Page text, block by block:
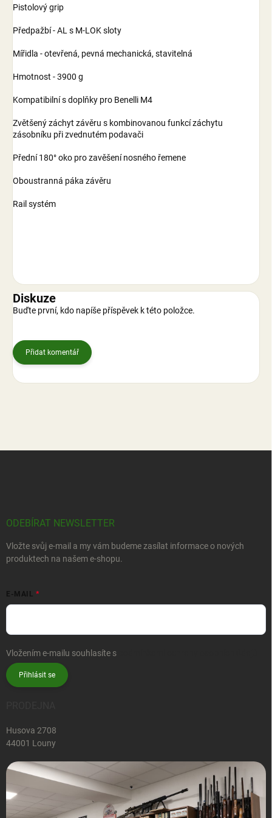
Pistolový grip
Předpažbí - AL s M-LOK sloty
Mířidla - otevřená, pevná mechanická, stavitelná
Hmotnost - 3900 g
Kompatibilní s doplňky pro Benelli M4
Zvětšený záchyt závěru s kombinovanou funkcí záchytu
zásobníku při zvednutém podavači
Přední 180° oko pro zavěšení nosného řemene
Oboustranná páka závěru
Rail systém
Diskuze
Buďte první, kdo napíše příspěvek k této položce.
Přidat komentář
ODEBÍRAT NEWSLETTER
Vložte svůj e-mail a my vám budeme zasílat informace o nových
produktech na našem e-shopu.
E-MAIL
Vložením e-mailu souhlasíte s
Přihlásit se
Husova 2708
44001 Louny